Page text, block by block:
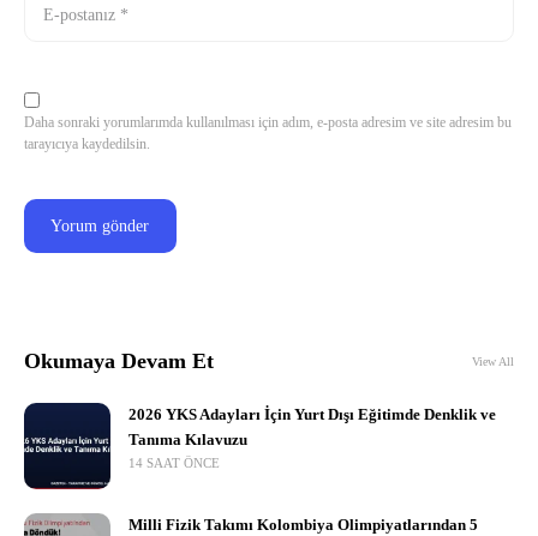
Daha sonraki yorumlarımda kullanılması için adım, e-posta adresim ve site adresim bu
tarayıcıya kaydedilsin.
Okumaya Devam Et View All
2026 YKS Adayları İçin Yurt Dışı Eğitimde Denklik ve
Tanıma Kılavuzu
14 SAAT ÖNCE
Milli Fizik Takımı Kolombiya Olimpiyatlarından 5